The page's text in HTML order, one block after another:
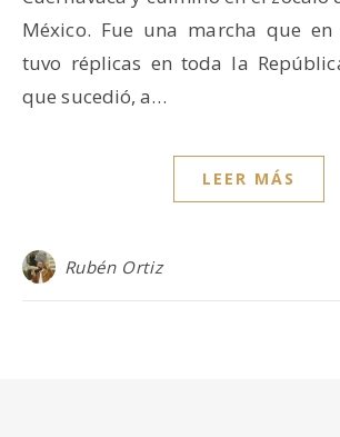
México. Fue una marcha que
tuvo réplicas en toda la
que sucedió, a…
LEER MÁS
Rubén Ortiz